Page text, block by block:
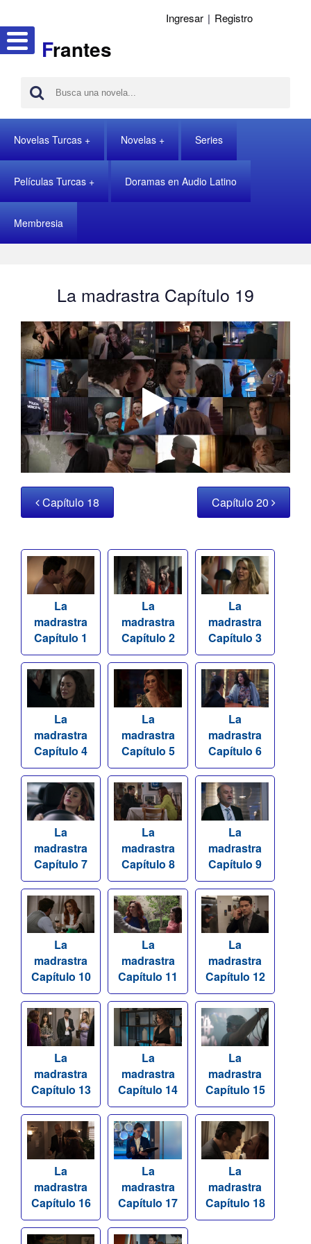
Frantes
Ingresar | Registro
Novelas Turcas Novelas Series
Películas Turcas Doramas en Audio Latino
Membresia
La madrastra Capítulo 19
Capítulo 18 Capítulo 20
La
madrastra
Capítulo 1
La
madrastra
Capítulo 2
La
madrastra
Capítulo 3
La
madrastra
Capítulo 4
La
madrastra
Capítulo 5
La
madrastra
Capítulo 6
La
madrastra
Capítulo 7
La
madrastra
Capítulo 8
La
madrastra
Capítulo 9
La
madrastra
Capítulo 10
La
madrastra
Capítulo 11
La
madrastra
Capítulo 12
La
madrastra
Capítulo 13
La
madrastra
Capítulo 14
La
madrastra
Capítulo 15
La
madrastra
Capítulo 16
La
madrastra
Capítulo 17
La
madrastra
Capítulo 18